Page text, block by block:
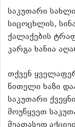
საკუთარი
სიცოცხლის,
ქალაქების
კარგა ხანია
თქვენ
წითელი ხაზი
საკუთარი
მოუწყვეთ